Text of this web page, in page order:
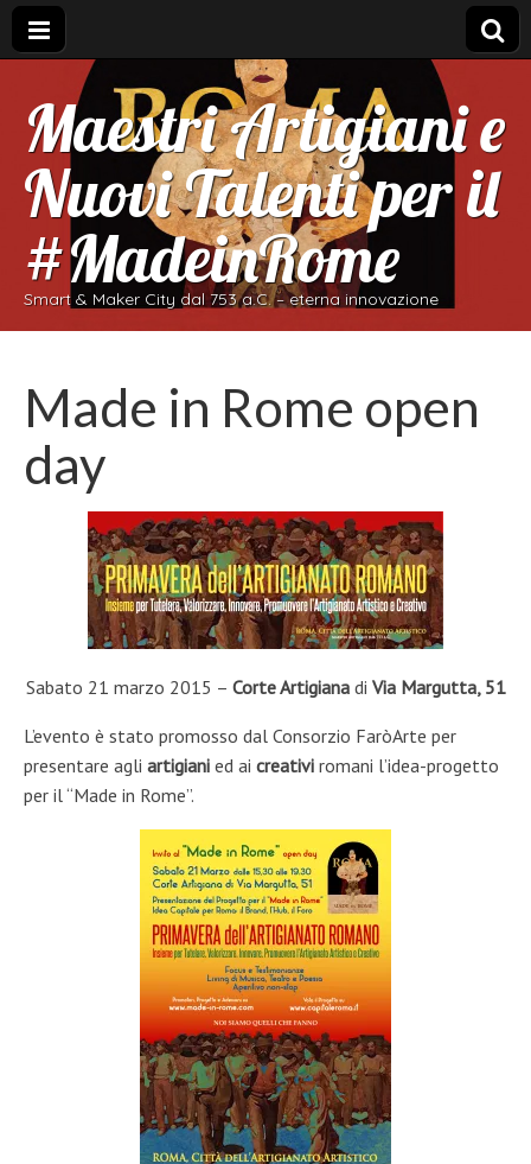
Maestri Artigiani e
Nuovi Talenti per il
#MadeinRome
Smart & Maker City dal 753 a.C. – eterna innovazione
Made in Rome open
day
Sabato 21 marzo 2015 – Corte Artigiana di Via Margutta, 51
L’evento è stato promosso dal Consorzio FaròArte per
presentare agli artigiani ed ai creativi romani l’idea-progetto
per il “Made in Rome”.